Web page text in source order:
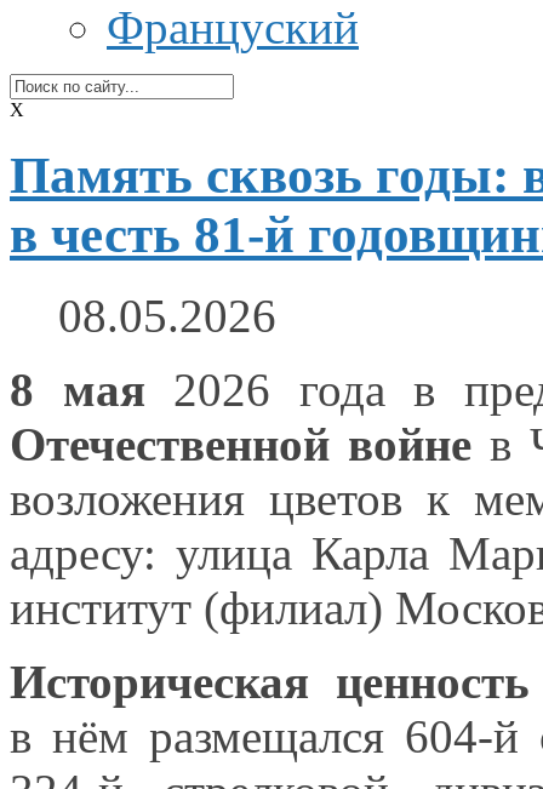
Француский
X
Память сквозь годы:
в честь 81-й
08.05.2026
8 мая 2026 года в
Отечественной войне в
возложения цветов к
адресу: улица Карла
институт (филиал)
Историческая
в нём размещался